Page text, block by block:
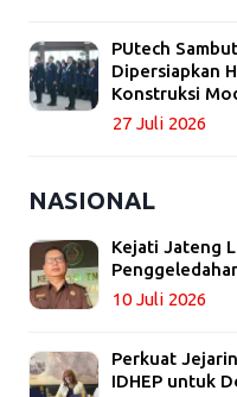
PUtech
Dipersiapkan
Konstruksi
27 Juli 2026
NASIONAL
Kejati Jateng
10 Juli 2026
Perkuat
IDHEP untuk